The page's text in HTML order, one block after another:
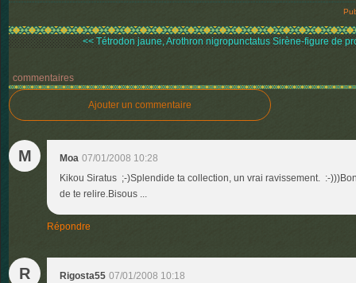
<< Tétrodon jaune, Arothron nigropunctatus Sirène-figure de
commentaires
Ajouter un commentaire
M Moa 07/01/2008 10:28
Kikou Siratus ;-)Splendide ta collection, un vrai ravissement. :-
de te relire.Bisous ...
Répondre
R Rigosta55 07/01/2008 10:18